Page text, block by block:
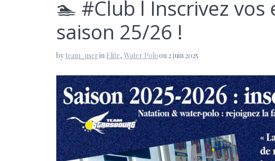
🏊 #Club l Inscrivez
saison 25/26 !
by team_userin Elite, Water Poloon 2 juin 2025